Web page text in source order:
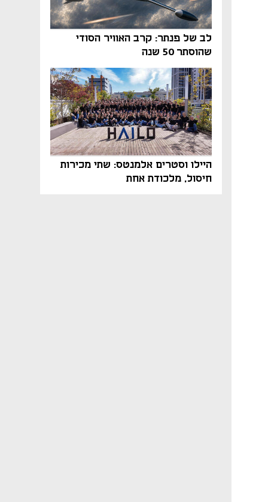
לב של פנתר: קרב האוויר הסודי
שהוסתר 50 שנה
היילו וסטרים אלמנטס: שתי מכירות
חיסול, מלכודת אחת